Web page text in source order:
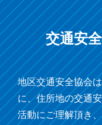
交通安
地区交通安全協会
に、住所地の交通
活動にご理解頂き